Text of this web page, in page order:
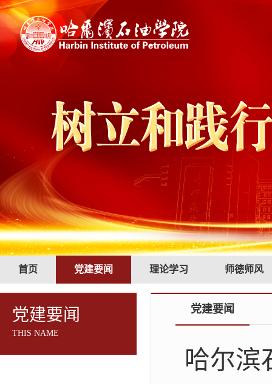
首页 党建要闻 理论学习 师德师风
党建要闻
THIS NAME
党建要闻
哈尔滨